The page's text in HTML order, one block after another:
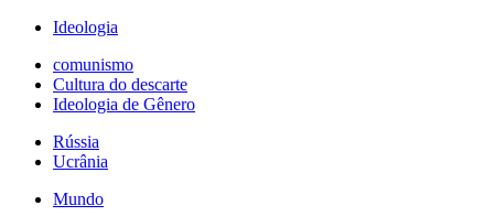
Ideologia
comunismo
Cultura do descarte
Ideologia de Gênero
Rússia
Ucrânia
Mundo